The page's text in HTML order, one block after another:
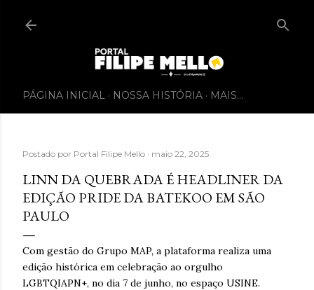
PÁGINA INICIAL NOSSA HISTÓRIA MAIS…
Postado por Portal Filipe Mello maio 22, 2025
LINN DA QUEBRADA É HEADLINER DA
EDIÇÃO PRIDE DA BATEKOO EM SÃO
PAULO
Com gestão do Grupo MAP, a plataforma realiza uma
edição histórica em celebração ao orgulho
LGBTQIAPN+, no dia 7 de junho, no espaço USINE.